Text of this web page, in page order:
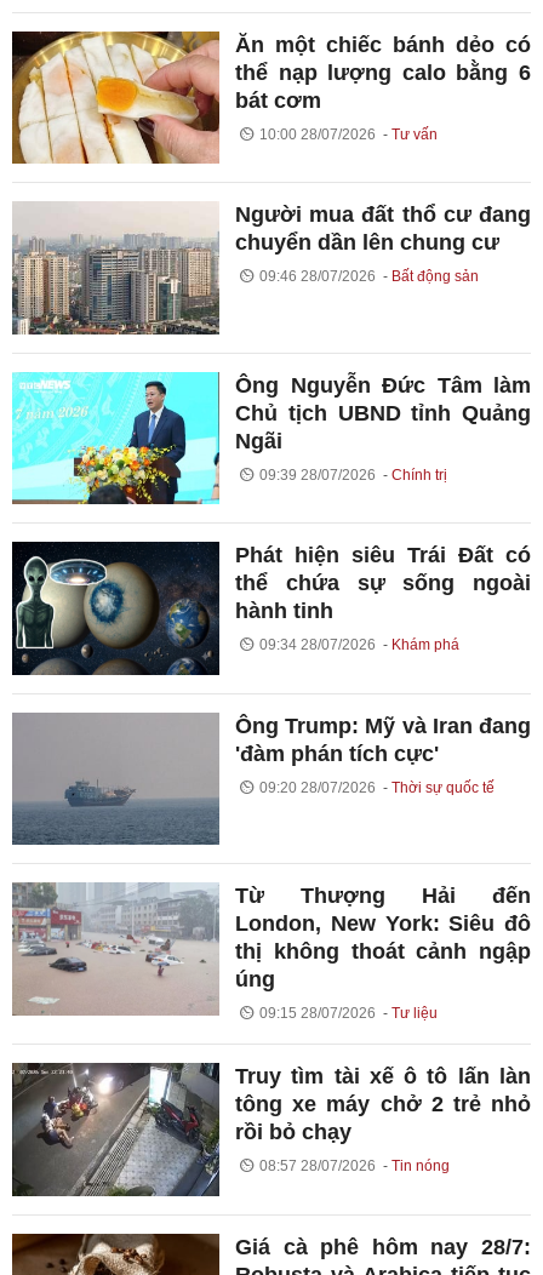
Ăn một chiếc bánh dẻo có
thể nạp lượng calo bằng 6
bát cơm
10:00 28/07/2026 Tư vấn
Người mua đất thổ cư đang
chuyển dần lên chung cư
09:46 28/07/2026 Bất động sản
Ông Nguyễn Đức Tâm làm
Chủ tịch UBND tỉnh Quảng
Ngãi
09:39 28/07/2026 Chính trị
Phát hiện siêu Trái Đất có
thể chứa sự sống ngoài
hành tinh
09:34 28/07/2026 Khám phá
Ông Trump: Mỹ và Iran đang
'đàm phán tích cực'
09:20 28/07/2026 Thời sự quốc tế
Từ Thượng Hải đến
London, New York: Siêu đô
thị không thoát cảnh ngập
úng
09:15 28/07/2026 Tư liệu
Truy tìm tài xế ô tô lấn làn
tông xe máy chở 2 trẻ nhỏ
rồi bỏ chạy
08:57 28/07/2026 Tin nóng
Giá cà phê hôm nay 28/7: